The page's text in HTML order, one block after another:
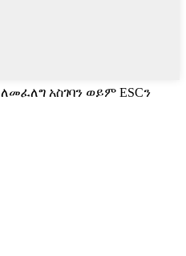
ለመፈለግ አስገባን ወይም ESCን